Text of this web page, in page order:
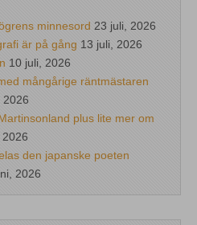
minnesord 23 juli, 2026
är på gång 13 juli, 2026
10 juli, 2026
mångårige räntmästaren
2026
plus lite mer om
den japanske poeten
2026